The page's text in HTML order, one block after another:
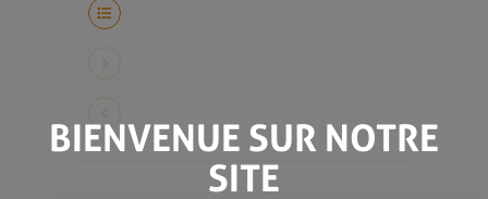
BIENVENUE SUR NOTRE
SITE